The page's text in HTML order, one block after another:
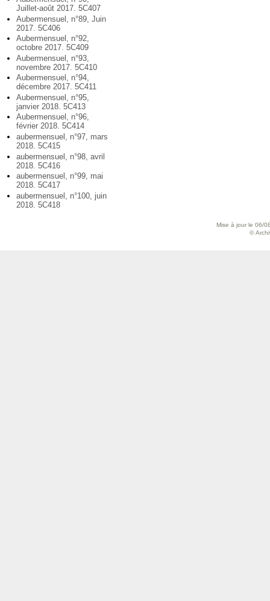
Juillet-août 2017. 5C407
Aubermensuel, n°89, Juin
2017. 5C406
Aubermensuel, n°92,
octobre 2017. 5C409
Aubermensuel, n°93,
novembre 2017. 5C410
Aubermensuel, n°94,
décembre 2017. 5C411
Aubermensuel, n°95,
janvier 2018. 5C413
Aubermensuel, n°96,
février 2018. 5C414
aubermensuel, n°97, mars
2018. 5C415
aubermensuel, n°98, avril
2018. 5C416
aubermensuel, n°99, mai
2018. 5C417
aubermensuel, n°100, juin
2018. 5C418
Mise à jour le 06/
©